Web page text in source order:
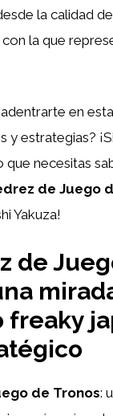
la calidad
la que
en
y estrategias?
necesitas
de Juego
Yakuza!
de
freaky
de Tronos: